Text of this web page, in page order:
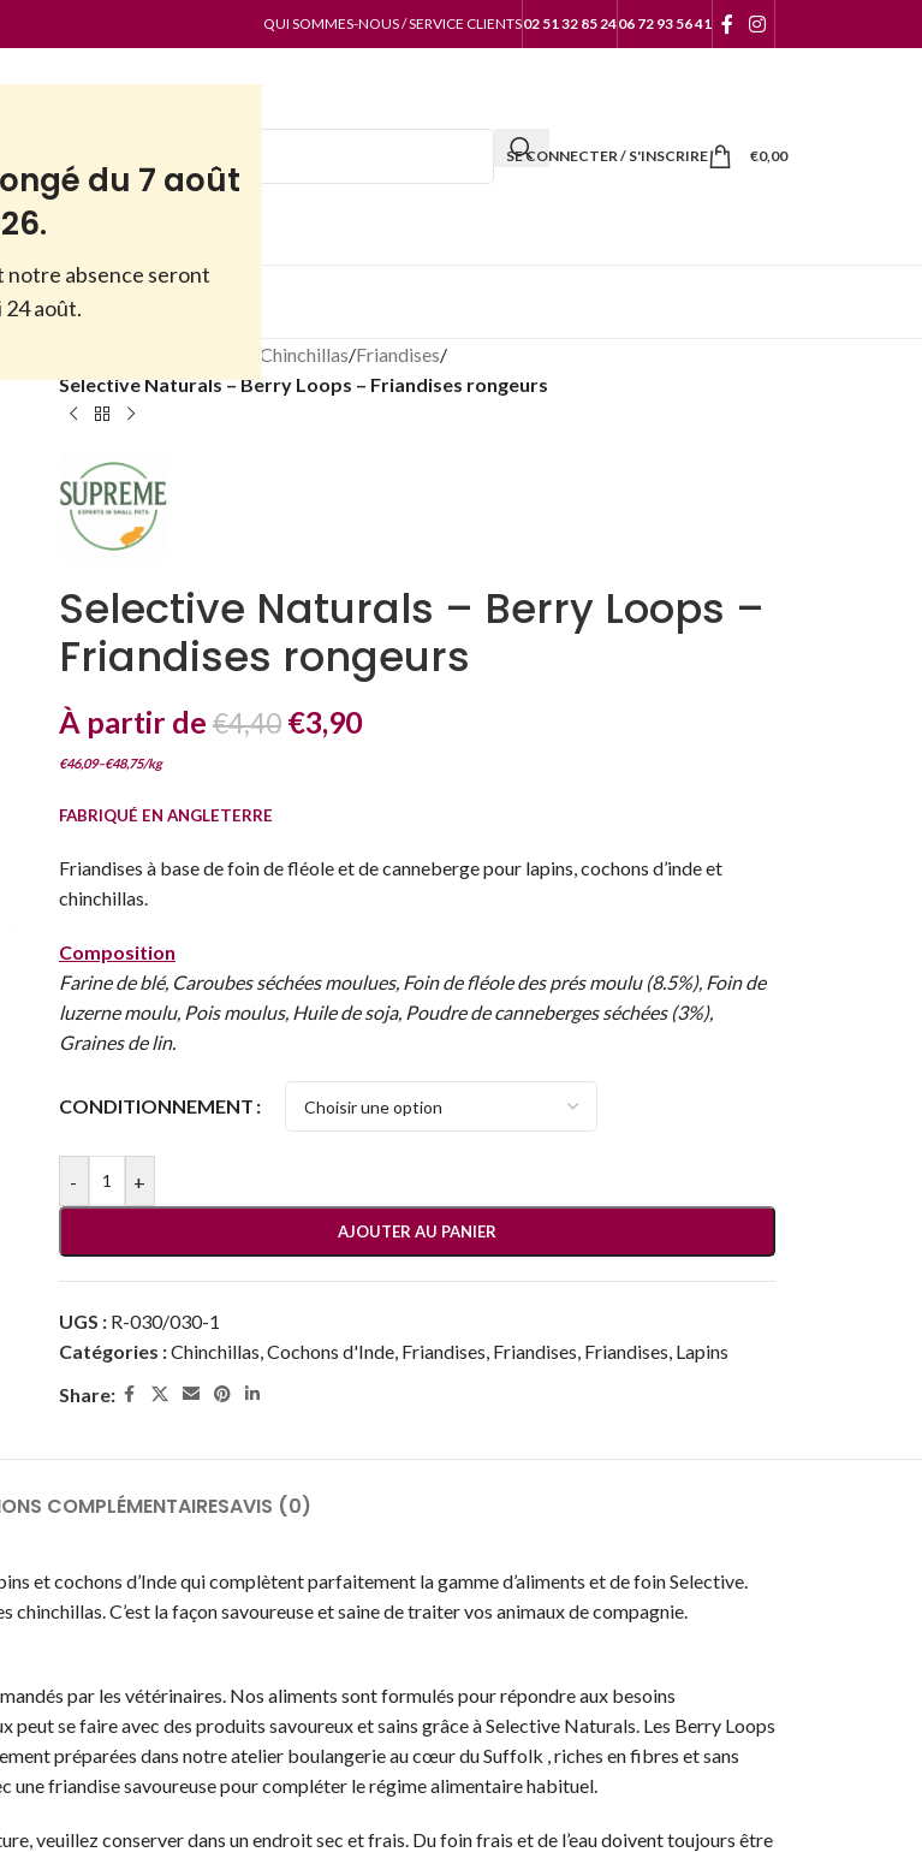
du 7 août
notre absence seront
24 août.
QUI SOMMES-NOUS / SERVICE CLIENTS02 51 32 85 2406 72 93 56 41
SE CONNECTER / S'INSCRIRE €0,00
Chinchillas/Friandises/
Selective Naturals – Berry Loops – Friandises rongeurs
Selective Naturals – Berry Loops –
Friandises rongeurs
À partir de €4,40 €3,90
€46,09–€48,75/kg
FABRIQUÉ EN ANGLETERRE
Friandises à base de foin de fléole et de canneberge pour lapins, cochons d’inde et
chinchillas.
Composition
Farine de blé, Caroubes séchées moulues, Foin de fléole des prés moulu (8.5%), Foin de
luzerne moulu, Pois moulus, Huile de soja, Poudre de canneberges séchées (3%),
Graines de lin.
CONDITIONNEMENT
- +
AJOUTER AU PANIER
UGS : R-030/030-1
Catégories :Chinchillas,Cochons d'Inde, Friandises, Friandises, Friandises, Lapins
Share:
COMPLÉMENTAIRESAVIS (0)
et cochons d’Inde qui complètent parfaitement la gamme d’aliments et de foin Selective.
C’est la façon savoureuse et saine de traiter vos animaux de compagnie.
par les vétérinaires. Nos aliments sont formulés pour répondre aux besoins
se faire avec des produits savoureux et sains grâce à Selective Naturals. Les Berry Loops
préparées dans notre atelier boulangerie au cœur du Suffolk , riches en fibres et sans
une friandise savoureuse pour compléter le régime alimentaire habituel.
veuillez conserver dans un endroit sec et frais. Du foin frais et de l’eau doivent toujours être